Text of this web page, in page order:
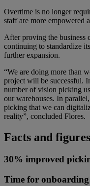
Overtime is no longer
staff are more empowered
After proving the business
continuing to standardize
further expansion.
“We are doing more than
project will be successful.
number of vision picking
our warehouses. In
picking that we can
reality”, concluded Flores.
Facts and figures
30% improved
Time for